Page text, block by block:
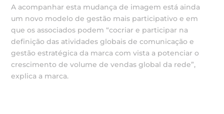
A acompanhar esta mudança de imagem está ainda
um novo modelo de gestão mais participativo e em
que os associados podem “cocriar e participar na
definição das atividades globais de comunicação e
gestão estratégica da marca com vista a potenciar o
crescimento de volume de vendas global da rede”,
explica a marca.